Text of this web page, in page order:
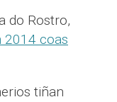
do Rostro,
2014 coas
tiñan